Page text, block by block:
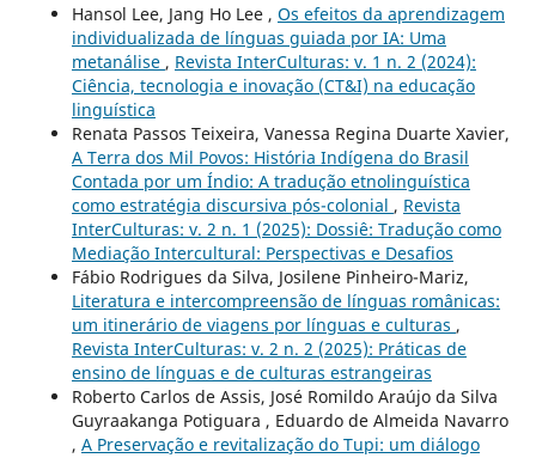
Hansol Lee, Jang Ho Lee , Os efeitos da aprendizagem
individualizada de línguas guiada por IA: Uma
metanálise , Revista InterCulturas: v. 1 n. 2 (2024):
Ciência, tecnologia e inovação (CT&I) na educação
linguística
Renata Passos Teixeira, Vanessa Regina Duarte Xavier,
A Terra dos Mil Povos: História Indígena do Brasil
Contada por um Índio: A tradução etnolinguística
como estratégia discursiva pós-colonial , Revista
InterCulturas: v. 2 n. 1 (2025): Dossiê: Tradução como
Mediação Intercultural: Perspectivas e Desafios
Fábio Rodrigues da Silva, Josilene Pinheiro-Mariz,
Literatura e intercompreensão de línguas românicas:
um itinerário de viagens por línguas e culturas ,
Revista InterCulturas: v. 2 n. 2 (2025): Práticas de
ensino de línguas e de culturas estrangeiras
Roberto Carlos de Assis, José Romildo Araújo da Silva
Guyraakanga Potiguara , Eduardo de Almeida Navarro
, A Preservação e revitalização do Tupi: um diálogo